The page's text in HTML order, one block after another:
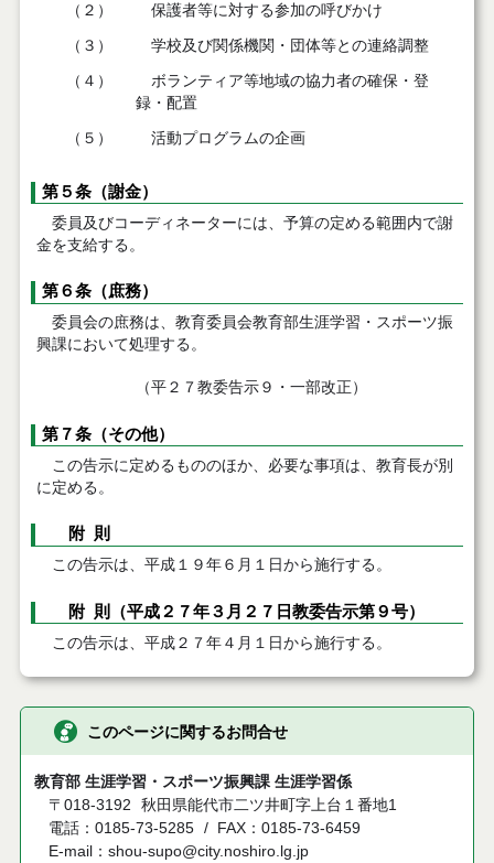
（２） 保護者等に対する参加の呼びかけ
（３） 学校及び関係機関・団体等との連絡調整
（４）
ボランティア等地域の協力者の確保・登
録・配置
（５） 活動プログラムの企画
第５条（謝金）
委員及びコーディネーターには、予算の定める範囲内で謝
金を支給する。
第６条（庶務）
委員会の庶務は、教育委員会教育部生涯学習・スポーツ振
興課において処理する。
（平２７教委告示９・一部改正）
第７条（その他）
この告示に定めるもののほか、必要な事項は、教育長が別
に定める。
附 則
この告示は、平成１９年６月１日から施行する。
附 則（平成２７年３月２７日教委告示第９号）
この告示は、平成２７年４月１日から施行する。
このページに関するお問合せ
教育部 生涯学習・スポーツ振興課 生涯学習係
〒018-3192
秋田県能代市二ツ井町字上台１番地1
電話：0185-73-5285
FAX：0185-73-6459
E-mail：shou-supo@city.noshiro.lg.jp